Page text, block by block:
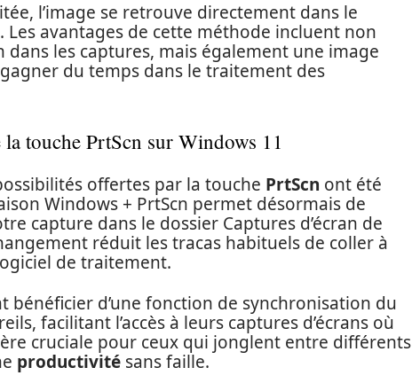
l’image se retrouve directement dans le
avantages de cette méthode incluent non
les captures, mais également une image
du temps dans le traitement des
touche PrtScn sur Windows 11
offertes par la touche PrtScn ont été
Windows + PrtScn permet désormais de
capture dans le dossier Captures d’écran de
réduit les tracas habituels de coller à
de traitement.
bénéficier d’une fonction de synchronisation du
facilitant l’accès à leurs captures d’écrans où
cruciale pour ceux qui jonglent entre différents
productivité sans faille.